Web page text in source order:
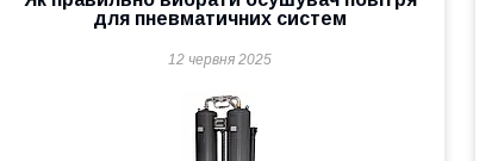
для пневматичних систем
12 червня 2025